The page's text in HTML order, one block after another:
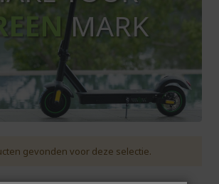
MARK
gevonden voor deze selectie.